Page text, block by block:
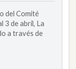
del Comité
3 de abril, La
a través de